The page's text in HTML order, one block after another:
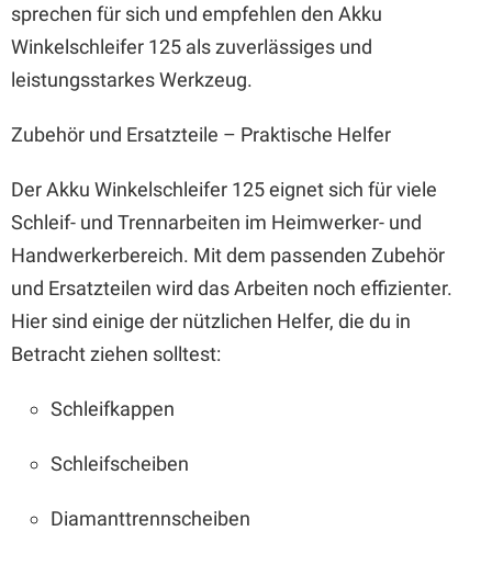
sprechen für sich und empfehlen den Akku
Winkelschleifer 125 als zuverlässiges und
leistungsstarkes Werkzeug.
Zubehör und Ersatzteile – Praktische Helfer
Der Akku Winkelschleifer 125 eignet sich für viele
Schleif- und Trennarbeiten im Heimwerker- und
Handwerkerbereich. Mit dem passenden Zubehör
und Ersatzteilen wird das Arbeiten noch effizienter.
Hier sind einige der nützlichen Helfer, die du in
Betracht ziehen solltest:
Schleifkappen
Schleifscheiben
Diamanttrennscheiben